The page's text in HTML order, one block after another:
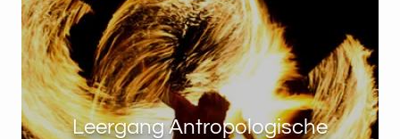
Leergang Antropologische